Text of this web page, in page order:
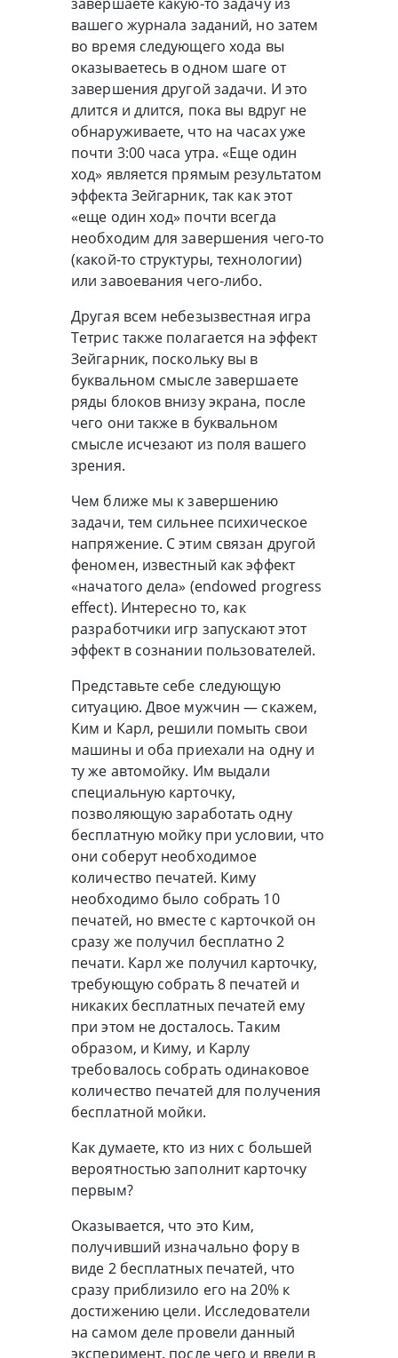
вашего журнала заданий, но затем
во время следующего хода вы
оказываетесь в одном шаге от
завершения другой задачи. И это
длится и длится, пока вы вдруг не
обнаруживаете, что на часах уже
почти 3:00 часа утра. «Еще один
ход» является прямым результатом
эффекта Зейгарник, так как этот
«еще один ход» почти всегда
необходим для завершения чего-то
(какой-то структуры, технологии)
или завоевания чего-либо.
Другая всем небезызвестная игра
Тетрис также полагается на эффект
Зейгарник, поскольку вы в
буквальном смысле завершаете
ряды блоков внизу экрана, после
чего они также в буквальном
смысле исчезают из поля вашего
зрения.
Чем ближе мы к завершению
задачи, тем сильнее психическое
напряжение. С этим связан другой
феномен, известный как эффект
«начатого дела» (endowed progress
effect). Интересно то, как
разработчики игр запускают этот
эффект в сознании пользователей.
Представьте себе следующую
ситуацию. Двое мужчин — скажем,
Ким и Карл, решили помыть свои
машины и оба приехали на одну и
ту же автомойку. Им выдали
специальную карточку,
позволяющую заработать одну
бесплатную мойку при условии, что
они соберут необходимое
количество печатей. Киму
необходимо было собрать 10
печатей, но вместе с карточкой он
сразу же получил бесплатно 2
печати. Карл же получил карточку,
требующую собрать 8 печатей и
никаких бесплатных печатей ему
при этом не досталось. Таким
образом, и Киму, и Карлу
требовалось собрать одинаковое
количество печатей для получения
бесплатной мойки.
Как думаете, кто из них с большей
вероятностью заполнит карточку
первым?
Оказывается, что это Ким,
получивший изначально фору в
виде 2 бесплатных печатей, что
сразу приблизило его на 20% к
достижению цели. Исследователи
на самом деле провели данный
эксперимент, после чего и ввели в